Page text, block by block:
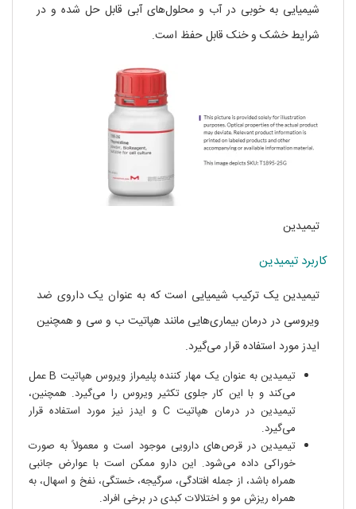
شیمیایی به خوبی در آب و محلول‌های آبی قابل حل شده و در
شرایط خشک و خنک قابل حفظ است.
تیمیدین
کاربرد تیمیدین
تیمیدین یک ترکیب شیمیایی است که به عنوان یک داروی ضد
ویروسی در درمان بیماری‌هایی مانند هپاتیت ب و سی و همچنین
ایدز مورد استفاده قرار می‌گیرد.
تیمیدین به عنوان یک مهار کننده پلیمراز ویروس هپاتیت B عمل
می‌کند و با این کار جلوی تکثیر ویروس را می‌گیرد. همچنین،
تیمیدین در درمان هپاتیت C و ایدز نیز مورد استفاده قرار
می‌گیرد.
تیمیدین در قرص‌های دارویی موجود است و معمولاً به صورت
خوراکی داده می‌شود. این دارو ممکن است با عوارض جانبی
همراه باشد، از جمله افتادگی، سرگیجه، خستگی، نفخ و اسهال، به
همراه ریزش مو و اختلالات کبدی در برخی افراد.